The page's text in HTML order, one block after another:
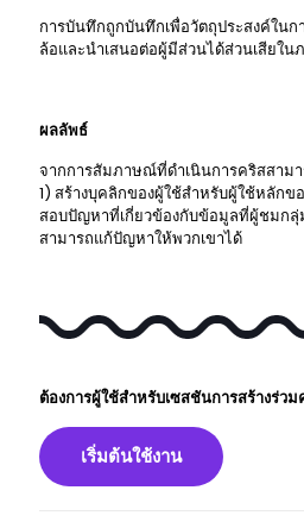
การบันทึกถูกบันทึกเพื่อวัตถุประสงค์ในก
ล้อและนําเสนอต่อผู้มีส่วนได้ส่วนเสียใน
ผลลัพธ์
จากการสัมภาษณ์ที่ดําเนินการคริสสาม
1) สร้างบุคลิกของผู้ใช้สําหรับผู้ใช้หลักข
สอบปัญหาที่เกี่ยวข้องกับข้อมูลที่ผู้ชมก
สามารถแก้ปัญหาให้พวกเขาได้
ต้องการผู้ใช้สําหรับเซสชันการสร้างร่ว
เริ่มต้นใช้งาน